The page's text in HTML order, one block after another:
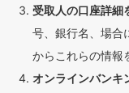
受取人の口座詳細
号、銀行名、場合
からこれらの情報
オンラインバンキ